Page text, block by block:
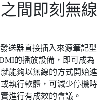
間即刻無線
送器直接插入來源筆記型
的播放設備，即可成為
能夠以無線的方式開始進
執行軟體，可減少停機時
進行有成效的會議。